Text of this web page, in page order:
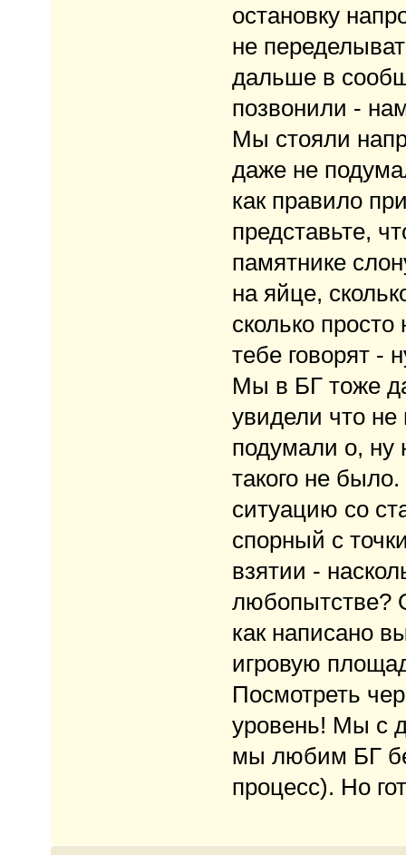
остановку
не
дальше в
позвонили -
Мы стояли
даже не
как правило
представьте,
памятнике
на яйце,
сколько
тебе говорят -
Мы в БГ тоже
увидели что
подумали о,
такого не
ситуацию со
спорный с
взятии -
любопытстве?
как написано
игровую
Посмотреть
уровень! Мы с
мы любим БГ
процесс). Но